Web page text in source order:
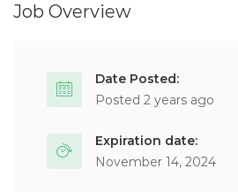
Job Overview
Date Posted:
Posted 2 years ago
Expiration date:
November 14, 2024